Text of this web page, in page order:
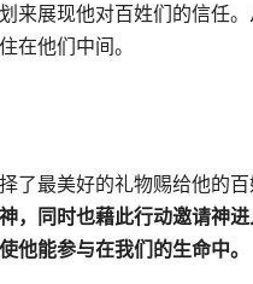
来展现他对百姓们的信任
在他们中间。
了最美好的礼物赐给他的
，同时也藉此行动邀请神
他能参与在我们的生命中。